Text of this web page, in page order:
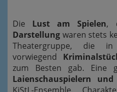
Die Lust am Spielen,
Darstellung waren stets
Theatergruppe, die
vorwiegend
zum Besten gab. Eine
Laienschauspielern